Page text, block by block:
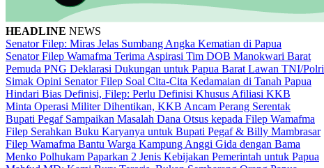
HEADLINE NEWS
Senator Filep: Miras Jelas Sumbang Angka Kematian di Papua
Senator Filep Wamafma Terima Aspirasi Tim DOB Manokwari Barat
Pemuda PNG Deklarasi Dukungan untuk Papua Barat Lawan TNI/Polri
Simak Opini Senator Filep Soal Cita-Cita Kedamaian di Tanah Papua
Hindari Bias Definisi, Filep: Perlu Definisi Khusus Afiliasi KKB
Minta Operasi Militer Dihentikan, KKB Ancam Perang Serentak
Bupati Pegaf Sampaikan Masalah Dana Otsus kepada Filep Wamafma
Filep Serahkan Buku Karyanya untuk Bupati Pegaf & Billy Mambrasar
Filep Wamafma Bantu Warga Kampung Anggi Gida dengan Bama
Menko Polhukam Paparkan 2 Jenis Kebijakan Pemerintah untuk Papua